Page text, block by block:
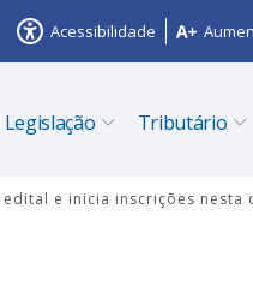
Acessibilidade
Legislação Tributário
e inicia inscrições nesta